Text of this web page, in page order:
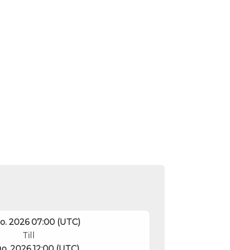
2026 07:00 (UTC)
Till